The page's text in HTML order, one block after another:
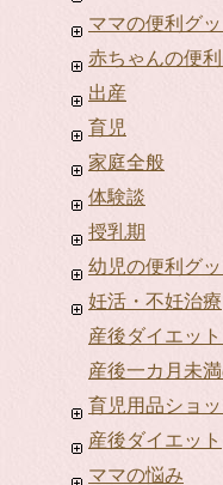
ママの便利グ
赤ちゃんの便
出産
育児
家庭全般
体験談
授乳期
幼児の便利グ
妊活・不妊治療
産後ダイエッ
産後一カ月未
育児用品ショ
産後ダイエット
ママの悩み